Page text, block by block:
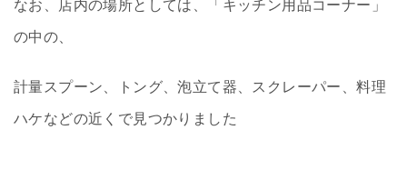
なお、店内の場所としては、「キッチン用品コーナー」
の中の、
計量スプーン、トング、泡立て器、スクレーパー、料理
ハケなどの近くで見つかりました